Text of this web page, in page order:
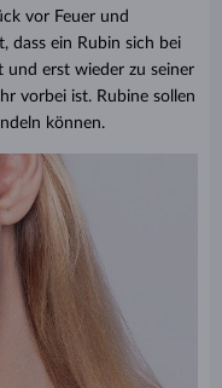
vor Feuer und
dass ein Rubin sich bei
und erst wieder zu seiner
vorbei ist. Rubine sollen
können.